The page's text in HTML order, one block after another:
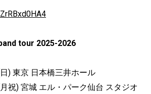
tour 2025-2026
) 東京 日本橋三井ホール
祝) 宮城 エル・パーク仙台 スタジオ